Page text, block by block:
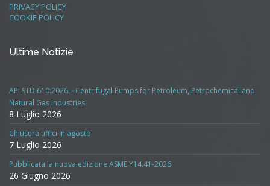
PRIVACY POLICY
COOKIE POLICY
Ultime Notizie
API STD 610:2026 – Centrifugal Pumps for Petroleum, Petrochemical and
Natural Gas Industries
8 Luglio 2026
Chiusura uffici in agosto
7 Luglio 2026
Pubblicata la nuova edizione ASME Y14.41-2026
26 Giugno 2026